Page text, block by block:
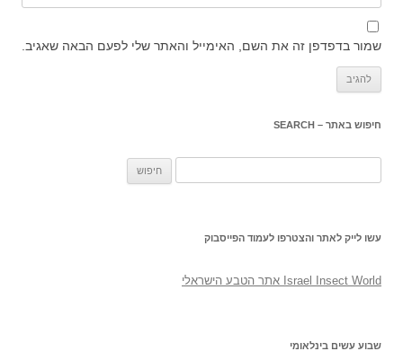
שמור בדפדפן זה את השם, האימייל והאתר שלי לפעם הבאה שאגיב.
חיפוש באתר – SEARCH
עשו לייק לאתר והצטרפו לעמוד הפייסבוק
‎Israel Insect World אתר הטבע הישראלי‎
שבוע עשים בינלאומי